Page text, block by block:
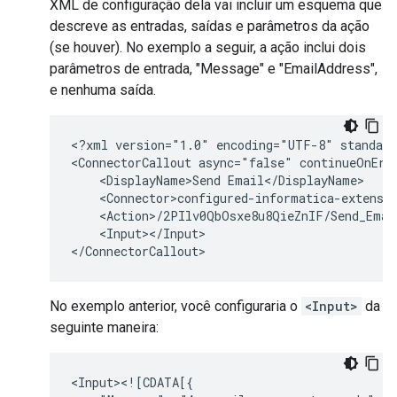
XML de configuração dela vai incluir um esquema que
descreve as entradas, saídas e parâmetros da ação
(se houver). No exemplo a seguir, a ação inclui dois
parâmetros de entrada, "Message" e "EmailAddress",
e nenhuma saída.
<?xml version="1.0" encoding="UTF-8"
<ConnectorCallout async="false"
<DisplayName>Send
<Input></Input>
No exemplo anterior, você configuraria o <Input> da
seguinte maneira: